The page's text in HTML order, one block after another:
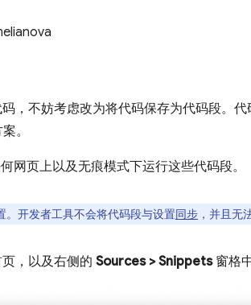
，不妨考虑改为将代码保存为代码段。
。
网页上以及无痕模式下运行这些代码段。
。开发者工具不会将代码段与设置同步 ，并且无
，以及右侧的 Sources >Snippets窗格